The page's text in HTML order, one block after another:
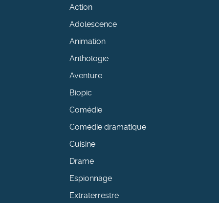
Action
Adolescence
Animation
Anthologie
Aventure
Biopic
Comédie
Comédie dramatique
Cuisine
Drame
Espionnage
Extraterrestre